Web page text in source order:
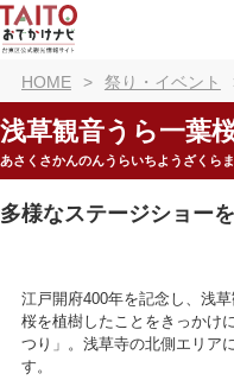
HOME 祭り・イベント
浅草観音うら一葉
あさくさかんのんうらいちようざくら
多様なステージショー
江戸開府400年を記念し、浅
桜を植樹したことをきっかけ
つり」。浅草寺の北側エリア
す。